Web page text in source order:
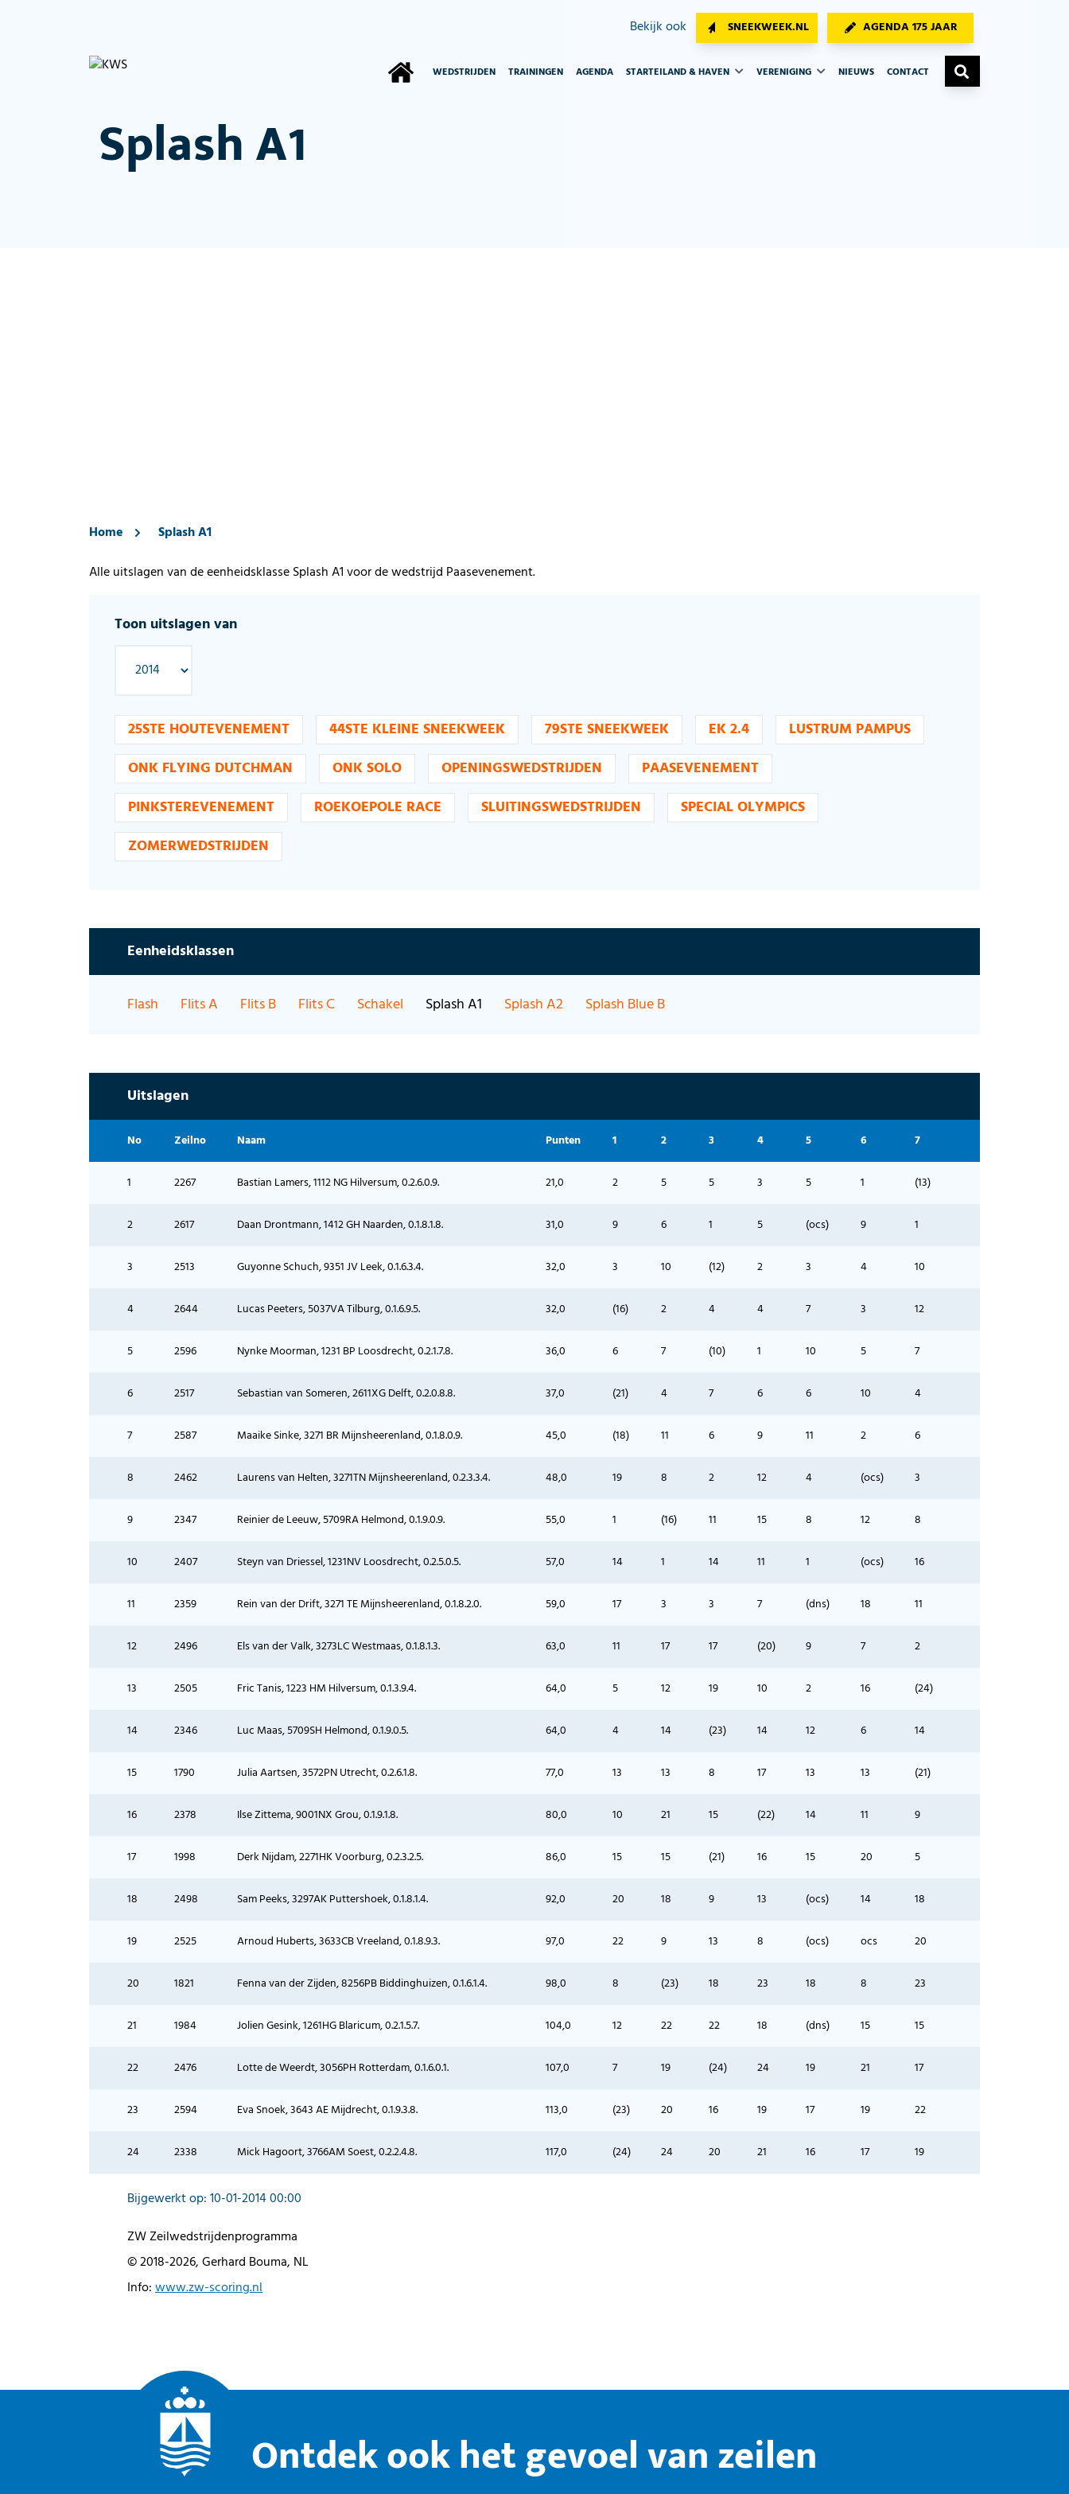
Bekijk ook SNEEKWEEK.NL AGENDA 175 JAAR
WEDSTRIJDEN TRAININGEN AGENDA STARTEILAND & HAVEN VERENIGING NIEUWS CONTACT
Splash A1
Home
Splash A1
Alle uitslagen van de eenheidsklasse Splash A1 voor de wedstrijd Paasevenement.
Toon uitslagen van
25STE HOUTEVENEMENT 44STE KLEINE SNEEKWEEK 79STE SNEEKWEEK EK 2.4
LUSTRUM PAMPUS
ONK FLYING DUTCHMAN
ONK SOLO OPENINGSWEDSTRIJDEN
PAASEVENEMENT
PINKSTEREVENEMENT
ROEKOEPOLE RACE SLUITINGSWEDSTRIJDEN
SPECIAL OLYMPICS
ZOMERWEDSTRIJDEN
Eenheidsklassen
Flash Flits A Flits B Flits C Schakel Splash A1 Splash A2 Splash Blue B
Uitslagen
No Zeilno Naam Punten 1 2 3 4 5 6 7
1 2267 Bastian Lamers, 1112 NG Hilversum, 0.2.6.0.9. 21,0 2 5 5 3 5 1 (13)
2 2617 Daan Drontmann, 1412 GH Naarden, 0.1.8.1.8. 31,0 9 6 1 5 (ocs) 9 1
3 2513 Guyonne Schuch, 9351 JV Leek, 0.1.6.3.4. 32,0 3 10 (12) 2 3 4 10
4 2644 Lucas Peeters, 5037VA Tilburg, 0.1.6.9.5. 32,0 (16) 2 4 4 7 3 12
5 2596 Nynke Moorman, 1231 BP Loosdrecht, 0.2.1.7.8. 36,0 6 7 (10) 1 10 5 7
6 2517 Sebastian van Someren, 2611XG Delft, 0.2.0.8.8. 37,0 (21) 4 7 6 6 10 4
7 2587 Maaike Sinke, 3271 BR Mijnsheerenland, 0.1.8.0.9. 45,0 (18) 11 6 9 11 2 6
8 2462 Laurens van Helten, 3271TN Mijnsheerenland, 0.2.3.3.4. 48,0 19 8 2 12 4 (ocs) 3
9 2347 Reinier de Leeuw, 5709RA Helmond, 0.1.9.0.9. 55,0 1 (16) 11 15 8 12 8
10 2407 Steyn van Driessel, 1231NV Loosdrecht, 0.2.5.0.5. 57,0 14 1 14 11 1 (ocs) 16
11 2359 Rein van der Drift, 3271 TE Mijnsheerenland, 0.1.8.2.0. 59,0 17 3 3 7 (dns) 18 11
12 2496 Els van der Valk, 3273LC Westmaas, 0.1.8.1.3. 63,0 11 17 17 (20) 9 7 2
13 2505 Fric Tanis, 1223 HM Hilversum, 0.1.3.9.4. 64,0 5 12 19 10 2 16 (24)
14 2346 Luc Maas, 5709SH Helmond, 0.1.9.0.5. 64,0 4 14 (23) 14 12 6 14
15 1790 Julia Aartsen, 3572PN Utrecht, 0.2.6.1.8. 77,0 13 13 8 17 13 13 (21)
16 2378 Ilse Zittema, 9001NX Grou, 0.1.9.1.8. 80,0 10 21 15 (22) 14 11 9
17 1998 Derk Nijdam, 2271HK Voorburg, 0.2.3.2.5. 86,0 15 15 (21) 16 15 20 5
18 2498 Sam Peeks, 3297AK Puttershoek, 0.1.8.1.4. 92,0 20 18 9 13 (ocs) 14 18
19 2525 Arnoud Huberts, 3633CB Vreeland, 0.1.8.9.3. 97,0 22 9 13 8 (ocs) ocs 20
20 1821 Fenna van der Zijden, 8256PB Biddinghuizen, 0.1.6.1.4. 98,0 8 (23) 18 23 18 8 23
21 1984 Jolien Gesink, 1261HG Blaricum, 0.2.1.5.7. 104,0 12 22 22 18 (dns) 15 15
22 2476 Lotte de Weerdt, 3056PH Rotterdam, 0.1.6.0.1. 107,0 7 19 (24) 24 19 21 17
23 2594 Eva Snoek, 3643 AE Mijdrecht, 0.1.9.3.8. 113,0 (23) 20 16 19 17 19 22
24 2338 Mick Hagoort, 3766AM Soest, 0.2.2.4.8. 117,0 (24) 24 20 21 16 17 19
Bijgewerkt op: 10-01-2014 00:00
ZW Zeilwedstrijdenprogramma
© 2018-2026, Gerhard Bouma, NL
Info:www.zw-scoring.nl
Ontdek ook het gevoel van zeilen